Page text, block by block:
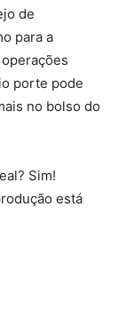
de
para a
porte pode
no bolso do
Sim!
está